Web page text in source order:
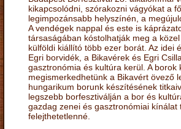
kikapcsolódni, szórakozni vágyókat a
legimpozánsabb helyszínén, a
A vendégek nappal és este is
társaságában kóstolhatják meg a
külföldi kiállító több ezer borát. Az idei
Egri borvidék, a Bikavérek és Egri
gasztronómia és kultúra kerül. A borok
megismerkedhetünk a Bikavért övező
hungarikum borunk készítésének
legszebb borfesztiválján a bor és
gazdag zenei és gasztronómiai kínálat
felejthetetlenné.